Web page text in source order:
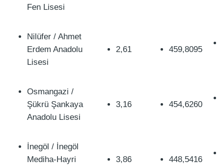
Fen Lisesi
Nilüfer / Ahmet
Erdem Anadolu
Lisesi
2,61 459,8095
Osmangazi /
Şükrü Şankaya
Anadolu Lisesi
3,16 454,6260
İnegöl / İnegöl
Mediha-Hayri
3,86 448,5416